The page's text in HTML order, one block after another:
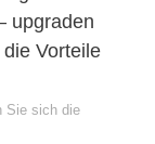
upgraden
Vorteile
Sie sich die